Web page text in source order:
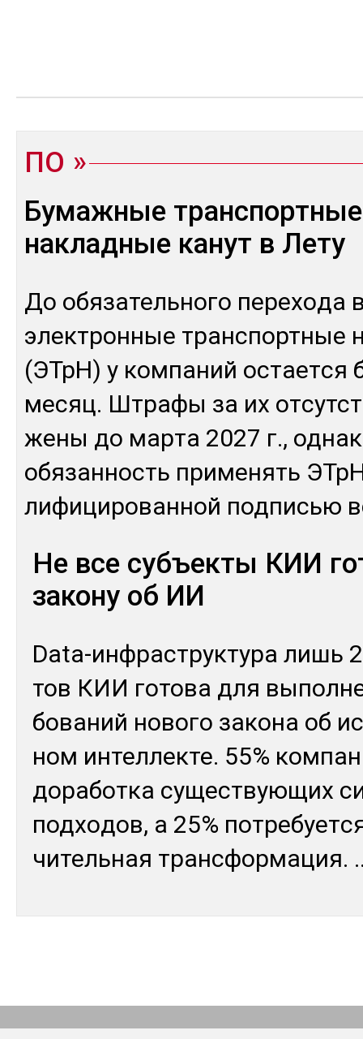
ПО
Бумажные транспортные
накладные канут в Лету
До обя­затель­но­го пе­рехо­да
элек­трон­ные тран­спортные
(ЭТрН) у ком­па­ний ос­тает­ся
ме­сяц. Штра­фы за их
жены до мар­та 2027 г.,
обя­зан­ность при­менять
лифи­циро­ван­ной под­писью
Не все субъекты КИИ
закону об ИИ
Data-ин­фраструк­ту­ра лишь
тов КИИ го­това для
бова­ний но­вого за­кона об
ном ин­тел­лек­те. 55%
до­работ­ка су­щес­твую­щих
под­хо­дов, а 25%
читель­ная тран­сфор­ма­ция.